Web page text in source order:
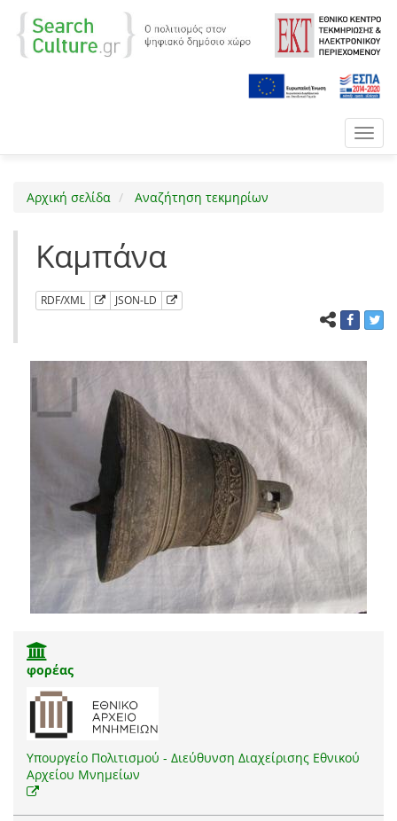
Αρχική σελίδα Αναζήτηση τεκμηρίων
Καμπάνα
RDF/XML JSON-LD
φορέας
Υπουργείο Πολιτισμού - Διεύθυνση Διαχείρισης Εθνικού
Αρχείου Μνημείων